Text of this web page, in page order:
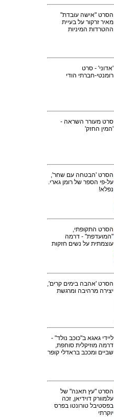
הסרט "אישה עובדת"
מאיר זרקור על בעיית
ההטרדות המיניות
'אדוני' - סרט
רומנטי-חברתי הודי
סרט מעורר השראה -
'המין החזק'
הסרט 'הבטחה עם שחר',
על-פי הספר של רומן גארי.
נפלא!
הסרט התקופתי,
"המועדפת" - דרמה
עוצמתית על נשים חזקות
הסרט 'אהבה בימים קרים',
יצירה מרהיבה ומרגשת
ליידי גאגא ב"כוכב נולד" -
דרמה מוזיקלית סוחפת,
שביים ומככב בראדלי קופר
הסרט "עץ תאנה" של
עלמוורק דוידיאן, זכה
בפסטיבל טורונטו בפרס
יוקרתי